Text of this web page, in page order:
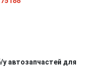
автозапчастей для